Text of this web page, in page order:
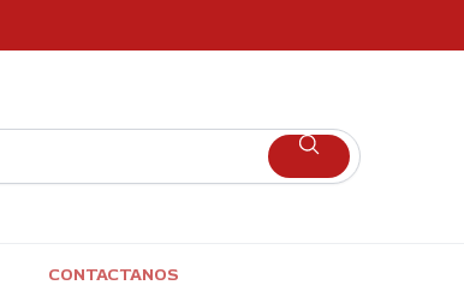
CONTACTANOS